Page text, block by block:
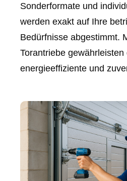
Sonderformate und
werden exakt auf Ihre
Bedürfnisse abgestimmt.
Torantriebe gewährleisten
energieeffiziente und